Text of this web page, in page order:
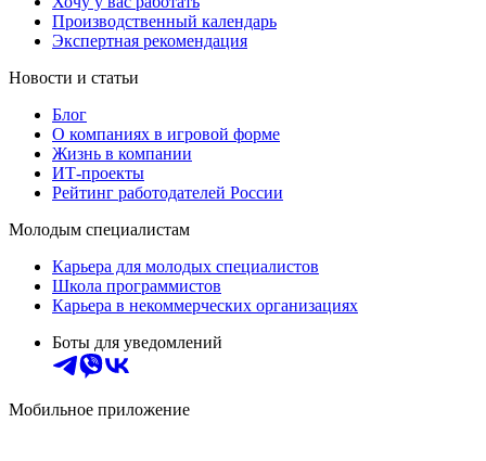
Производственный календарь
Экспертная рекомендация
Новости и статьи
Блог
О компаниях в игровой форме
Жизнь в компании
ИТ-проекты
Рейтинг работодателей России
Молодым специалистам
Карьера для молодых специалистов
Школа программистов
Карьера в некоммерческих организациях
Боты для уведомлений
Мобильное приложение